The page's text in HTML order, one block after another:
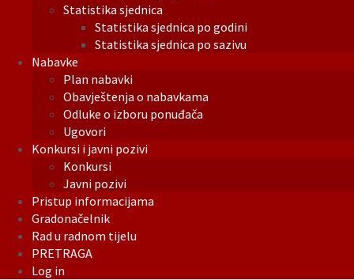
Statistika sjednica
Statistika sjednica po godini
Statistika sjednica po sazivu
Nabavke
Plan nabavki
Obavještenja o nabavkama
Odluke o izboru ponuđača
Ugovori
Konkursi i javni pozivi
Konkursi
Javni pozivi
Pristup informacijama
Gradonačelnik
Rad u radnom tijelu
PRETRAGA
Log in